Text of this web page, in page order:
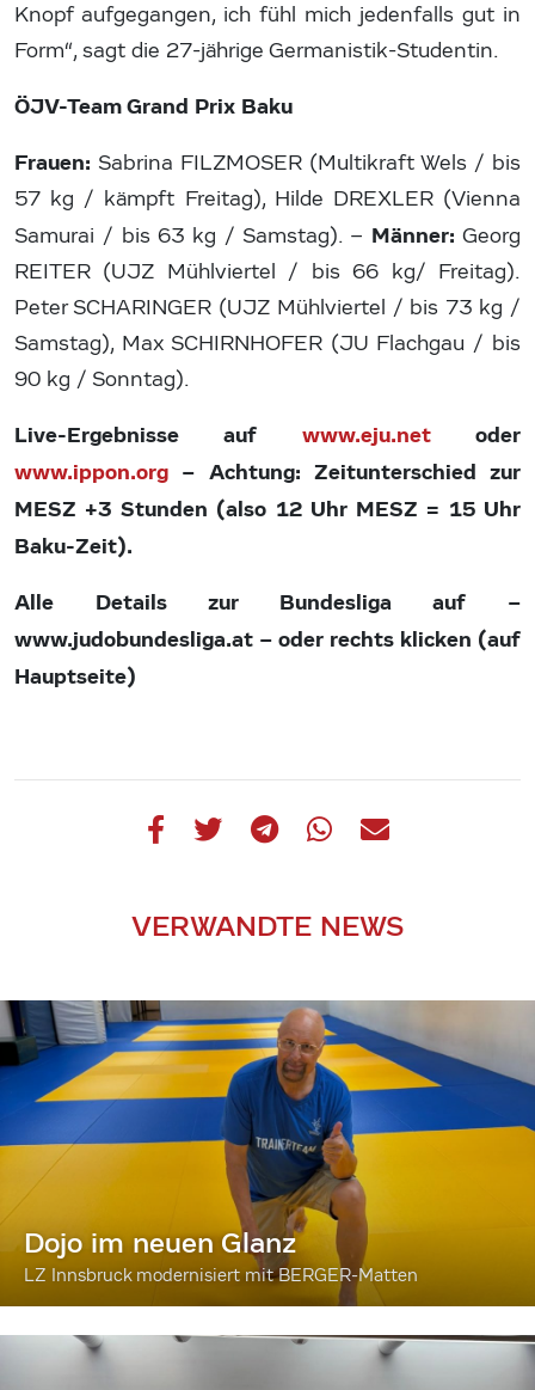
Knopf aufgegangen, ich fühl mich jedenfalls gut in
Form“, sagt die 27-jährige Germanistik-Studentin.
ÖJV-Team Grand Prix Baku
Frauen: Sabrina FILZMOSER (Multikraft Wels / bis
57 kg / kämpft Freitag), Hilde DREXLER (Vienna
Samurai / bis 63 kg / Samstag). – Männer: Georg
REITER (UJZ Mühlviertel / bis 66 kg/ Freitag).
Peter SCHARINGER (UJZ Mühlviertel / bis 73 kg /
Samstag), Max SCHIRNHOFER (JU Flachgau / bis
90 kg / Sonntag).
Live-Ergebnisse auf www.eju.netoder
www.ippon.org – Achtung: Zeitunterschied zur
MESZ +3 Stunden (also 12 Uhr MESZ = 15 Uhr
Baku-Zeit).
Alle Details zur Bundesliga auf –
www.judobundesliga.at – oder rechts klicken (auf
Hauptseite)
VERWANDTE NEWS
Dojo im neuen Glanz
LZ Innsbruck modernisiert mit BERGER-Matten